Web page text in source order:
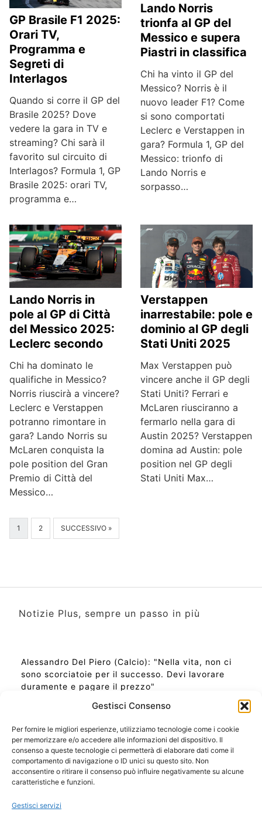
Gestisci Consenso
Per fornire le migliori esperienze, utilizziamo tecnologie come i cookie
per memorizzare e/o accedere alle informazioni del dispositivo. Il
consenso a queste tecnologie ci permetterà di elaborare dati come il
comportamento di navigazione o ID unici su questo sito. Non
acconsentire o ritirare il consenso può influire negativamente su alcune
caratteristiche e funzioni.
Gestisci servizi
GP Brasile F1 2025:
Orari TV,
Programma e
Segreti di
Interlagos
Quando si corre il GP del
Brasile 2025? Dove
vedere la gara in TV e
streaming? Chi sarà il
favorito sul circuito di
Interlagos? Formula 1, GP
Brasile 2025: orari TV,
programma e…
Lando Norris
trionfa al GP del
Messico e supera
Piastri in classifica
Chi ha vinto il GP del
Messico? Norris è il
nuovo leader F1? Come
si sono comportati
Leclerc e Verstappen in
gara? Formula 1, GP del
Messico: trionfo di
Lando Norris e
sorpasso…
Lando Norris in
pole al GP di Città
del Messico 2025:
Leclerc secondo
Chi ha dominato le
qualifiche in Messico?
Norris riuscirà a vincere?
Leclerc e Verstappen
potranno rimontare in
gara? Lando Norris su
McLaren conquista la
pole position del Gran
Premio di Città del
Messico…
Verstappen
inarrestabile: pole e
dominio al GP degli
Stati Uniti 2025
Max Verstappen può
vincere anche il GP degli
Stati Uniti? Ferrari e
McLaren riusciranno a
fermarlo nella gara di
Austin 2025? Verstappen
domina ad Austin: pole
position nel GP degli
Stati Uniti Max…
1 2 SUCCESSIVO »
Notizie Plus, sempre un passo in più
Alessandro Del Piero (Calcio): "Nella vita, non ci
sono scorciatoie per il successo. Devi lavorare
duramente e pagare il prezzo"
Ora Esatta in Italia in questo momento
Ti Senti Strano Ultimamente? Potrebbe Essere per
la Risonanza di Schumann
Come Sapere Se Stai Ascendendo alla Quinta